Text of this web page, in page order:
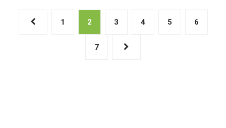
Bejegyzés
1 2 3 4 5 6
7